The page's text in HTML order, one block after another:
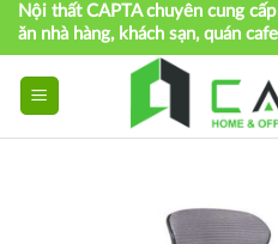
Skip
content
Nội thất CAPTA chuyên cung
ăn nhà hàng, khách sạn, quán